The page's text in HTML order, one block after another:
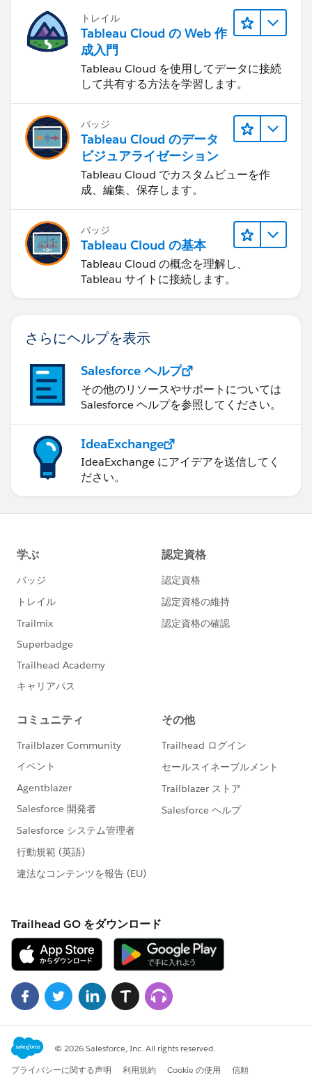
</head>
--- insert Embed code here ---
</html>
トレイル
Tableau Cloud の Web 作
成入門
Tableau Cloud を使用してデータに接続
して共有する方法を学習します。
バッジ
Tableau Cloud のデータ
ビジュアライゼーション
Tableau Cloud でカスタムビューを作
成、編集、保存します。
バッジ
Tableau Cloud の基本
Tableau Cloud の概念を理解し、
Tableau サイトに接続します。
さらにヘルプを表示
Salesforce ヘルプ
その他のリソースやサポートについては
Salesforce ヘルプを参照してください。
IdeaExchange
IdeaExchange にアイデアを送信してく
ださい。